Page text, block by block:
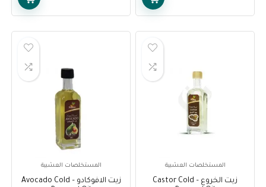
المستخلصات العشبية
زيت الخروع – Castor Cold
المستخلصات العشبية
زيت الافوكادو – Avocado Cold